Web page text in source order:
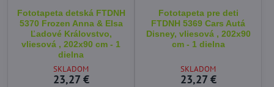
Fototapeta detská FTDNH
5370 Frozen Anna & Elsa
Ľadové Královstvo,
vliesová , 202x90 cm - 1
dielna
SKLADOM
23,27 €
Fototapeta pre deti
FTDNH 5369 Cars Autá
Disney, vliesová , 202x90
cm - 1 dielna
SKLADOM
23,27 €